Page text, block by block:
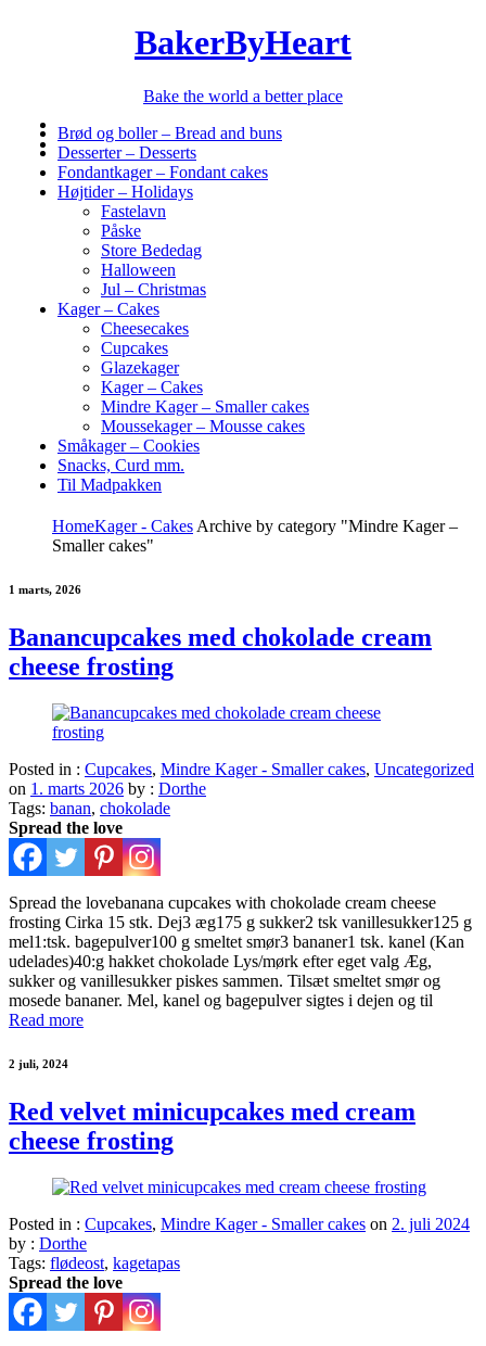
BakerByHeart
Bake the world a better place
Brød og boller – Bread and buns
Desserter – Desserts
Fondantkager – Fondant cakes
Højtider – Holidays
Fastelavn
Påske
Store Bededag
Halloween
Jul – Christmas
Kager – Cakes
Cheesecakes
Cupcakes
Glazekager
Kager – Cakes
Mindre Kager – Smaller cakes
Moussekager – Mousse cakes
Småkager – Cookies
Snacks, Curd mm.
Til Madpakken
HomeKager - Cakes Archive by category "Mindre Kager –
Smaller cakes"
1 marts, 2026
Banancupcakes med chokolade cream
cheese frosting
Posted in : Cupcakes, Mindre Kager - Smaller cakes, Uncategorized
on 1. marts 2026 by : Dorthe
Tags: banan, chokolade
Spread the love
Spread the lovebanana cupcakes with chokolade cream cheese
frosting Cirka 15 stk. Dej3 æg175 g sukker2 tsk vanillesukker125 g
mel1:tsk. bagepulver100 g smeltet smør3 bananer1 tsk. kanel (Kan
udelades)40:g hakket chokolade Lys/mørk efter eget valg Æg,
sukker og vanillesukker piskes sammen. Tilsæt smeltet smør og
mosede bananer. Mel, kanel og bagepulver sigtes i dejen og til
Read more
2 juli, 2024
Red velvet minicupcakes med cream
cheese frosting
Posted in : Cupcakes, Mindre Kager - Smaller cakes on 2. juli 2024
by : Dorthe
Tags: flødeost, kagetapas
Spread the love